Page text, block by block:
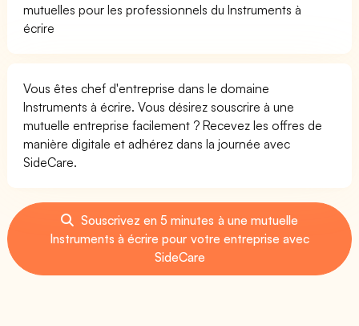
mutuelles pour les professionnels du Instruments à
écrire
Vous êtes chef d'entreprise dans le domaine
Instruments à écrire. Vous désirez souscrire à une
mutuelle entreprise facilement ? Recevez les offres de
manière digitale et adhérez dans la journée avec
SideCare.
Souscrivez en 5 minutes à une mutuelle
Instruments à écrire pour votre entreprise avec
SideCare